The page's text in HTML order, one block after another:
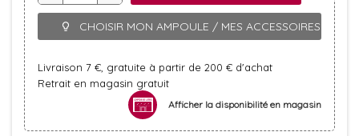
lightbulb_outline CHOISIR MON AMPOULE / MES ACCESSOIRES
Livraison 7 €, gratuite à partir de 200 € d'achat
Retrait en magasin gratuit
Afficher la disponibilité en magasin